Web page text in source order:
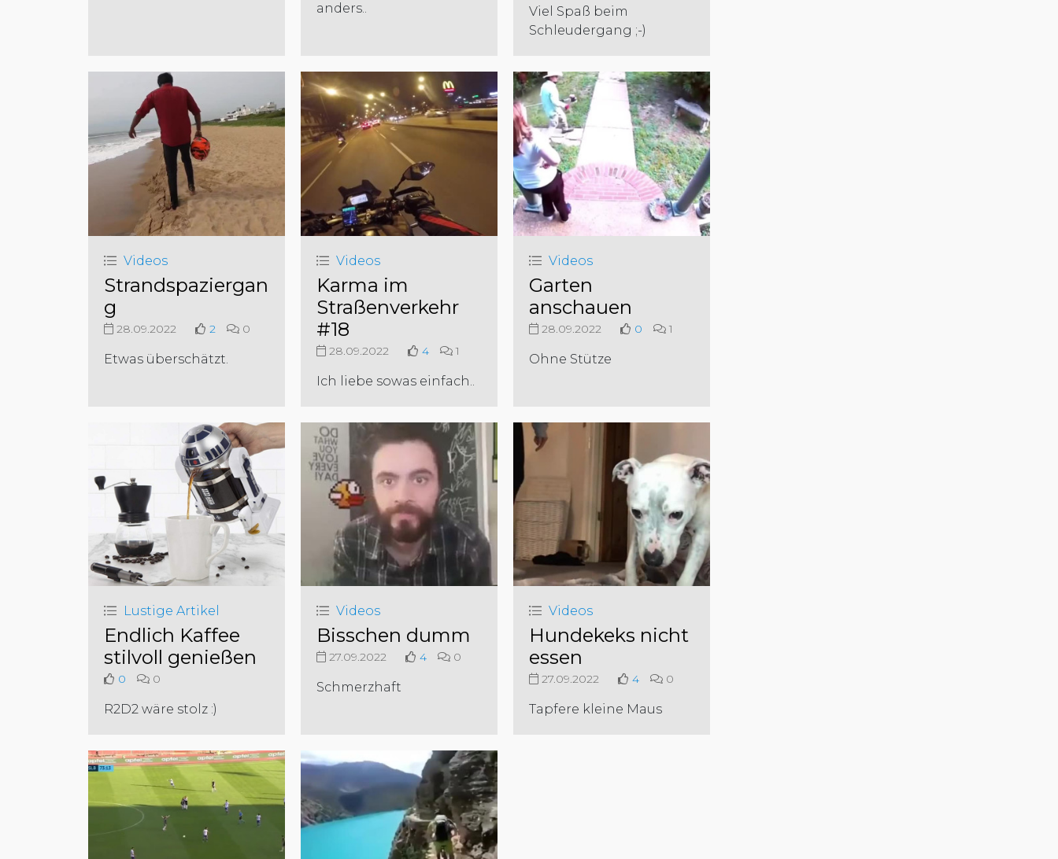
anders..
Viel Spaß beim
Schleudergang ;-)
Videos
Strandspaziergan
g
28.09.2022 2 0
Etwas überschätzt.
Videos
Karma im
Straßenverkehr
#18
28.09.2022 4 1
Ich liebe sowas einfach..
Videos
Garten
anschauen
28.09.2022 0 1
Ohne Stütze
Lustige Artikel
Endlich Kaffee
stilvoll genießen
0 0
R2D2 wäre stolz :)
Videos
Bisschen dumm
27.09.2022 4 0
Schmerzhaft
Videos
Hundekeks nicht
essen
27.09.2022 4 0
Tapfere kleine Maus